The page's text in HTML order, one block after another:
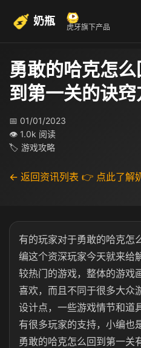
奶瓶 虎牙旗下产品
勇敢的哈克怎
到第一关的诀窍
📅 01/01/2023
👁 1.0k 阅读
🏷 游戏攻略
← 返回资讯列表 👉 点此了解
有的玩家对于勇敢的哈克怎
编这个资深玩家今天就来给
较热门的游戏，整体的游戏
喜欢，而且不同于很多大众
设计点，一些游戏情节和道
有很多玩家的支持，小编也
勇敢的哈克怎么回到第一关